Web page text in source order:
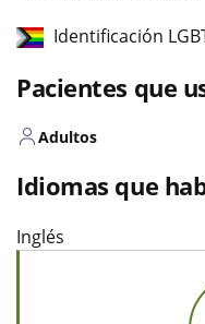
Identificación
Pacientes que
Adultos
Idiomas que
Inglés